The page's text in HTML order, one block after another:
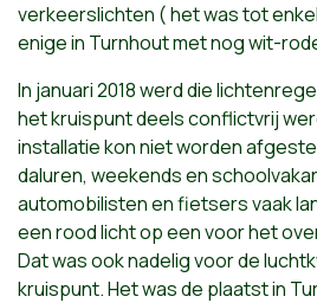
verkeerslichten ( het was tot
enige in Turnhout met nog wit-
In januari 2018 werd die
het kruispunt deels conflictvrij
installatie kon niet worden
daluren, weekends en
automobilisten en fietsers vaak
een rood licht op een voor het
Dat was ook nadelig voor de
kruispunt. Het was de plaatst in